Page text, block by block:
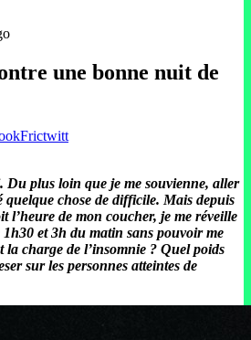
une bonne nuit de
Frictwitt
Du plus loin que je me souvienne, aller
quelque chose de difficile. Mais depuis
l’heure de mon coucher, je me réveille
et 3h du matin sans pouvoir me
charge de l’insomnie ? Quel poids
sur les personnes atteintes de